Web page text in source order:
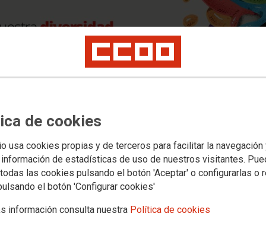
de cookies
usa cookies propias y de terceros para facilitar la navegación
de estadísticas de uso de nuestros visitantes.
las cookies pulsando el botón 'Aceptar' o configurarlas o
el botón 'Configurar cookies'
información consulta nuestra Política de cookies
Tu sindicato Sectores
Documentos
S. Sindicales
Formación Juventud Mujeres Políticas Sociales Salud Laboral